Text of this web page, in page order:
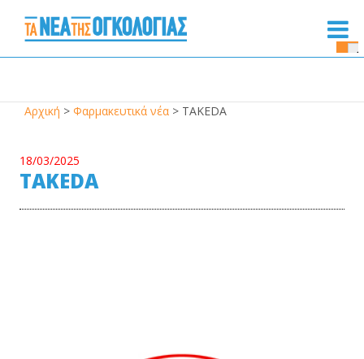
Αρχική > Φαρμακευτικά νέα > TAKEDA
18/03/2025
TAKEDA